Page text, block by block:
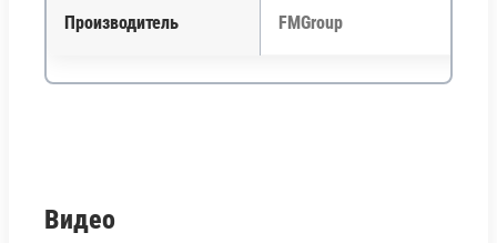
Производитель FMGroup
Видео